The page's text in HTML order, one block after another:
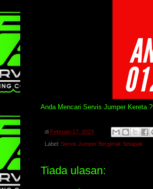
Anda Mencari Servis Jumper Kereta ?
di Februari 17, 2023
Label: Servis Jumper Bergerak Setapak
Tiada ulasan: